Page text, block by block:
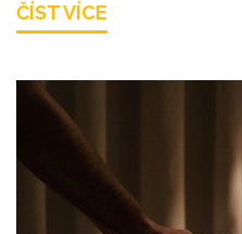
ČÍST VÍCE